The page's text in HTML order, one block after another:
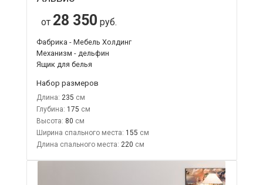
от 28 350 руб.
Фабрика - Мебель Холдинг
Механизм - дельфин
Ящик для белья
Набор размеров
Длина: 235
Глубина: 175
Высота: 80
Ширина спального места: 155
Длина спального места: 220